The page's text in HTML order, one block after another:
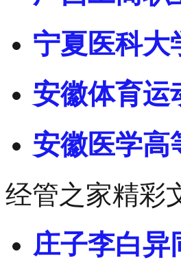
宁夏医科大
安徽体育运
安徽医学高
经管之家精彩
庄子李白异